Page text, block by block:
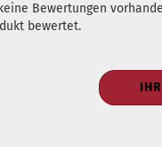
Bewertungen
bewertet.